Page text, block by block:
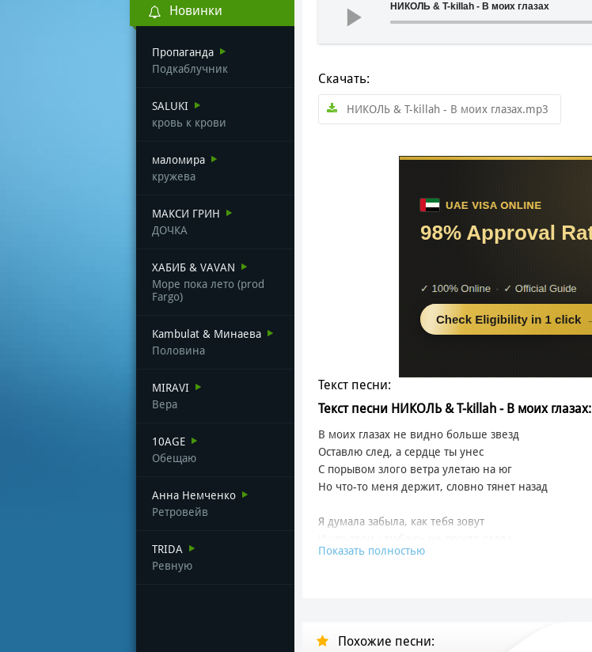
Новинки
Пропаганда
Подкаблучник
SALUKI
кровь к крови
маломира
кружева
МАКСИ ГРИН
ДОЧКА
ХАБИБ & VAVAN
Море пока лето (prod
Fargo)
Kambulat & Минаева
Половина
MIRAVI
Вера
10AGE
Обещаю
Анна Немченко
Ретровейв
TRIDA
Ревную
НИКОЛЬ & T-killah - В моих глазах
Скачать:
НИКОЛЬ & T-killah - В моих глазах.mp3
Текст песни:
Текст песни НИКОЛЬ & T-killah - В моих глазах:
В моих глазах не видно больше звезд
Оставлю след, а сердце ты унес
С порывом злого ветра улетаю на юг
Но что-то меня держит, словно тянет назад
Я думала забыла, как тебя зовут
Ты мгновенно
Как теперь мои дела
Показать полностью
Похожие песни: